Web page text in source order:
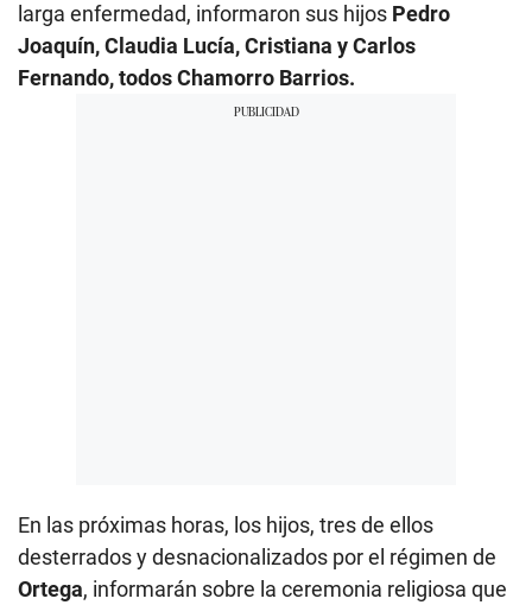
larga enfermedad, informaron sus hijos Pedro
Joaquín, Claudia Lucía, Cristiana y Carlos
Fernando, todos Chamorro Barrios.
En las próximas horas, los hijos, tres de ellos
desterrados y desnacionalizados por el régimen de
Ortega, informarán sobre la ceremonia religiosa que